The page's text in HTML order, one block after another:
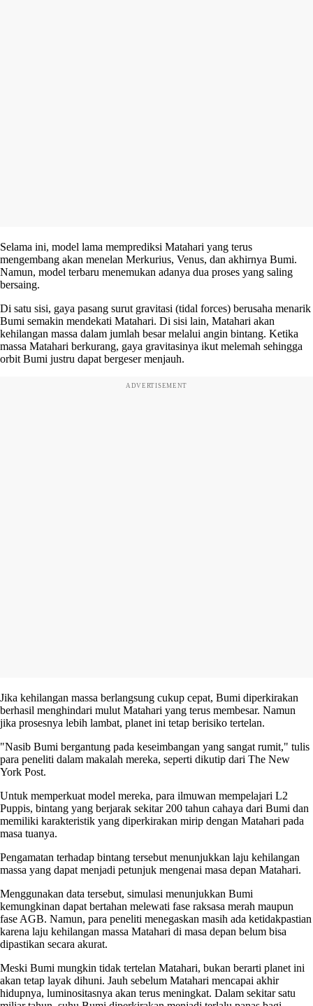
Selama ini, model lama memprediksi Matahari yang terus
mengembang akan menelan Merkurius, Venus, dan akhirnya Bumi.
Namun, model terbaru menemukan adanya dua proses yang saling
bersaing.
Di satu sisi, gaya pasang surut gravitasi (tidal forces) berusaha menarik
Bumi semakin mendekati Matahari. Di sisi lain, Matahari akan
kehilangan massa dalam jumlah besar melalui angin bintang. Ketika
massa Matahari berkurang, gaya gravitasinya ikut melemah sehingga
orbit Bumi justru dapat bergeser menjauh.
ADVERTISEMENT
Jika kehilangan massa berlangsung cukup cepat, Bumi diperkirakan
berhasil menghindari mulut Matahari yang terus membesar. Namun
jika prosesnya lebih lambat, planet ini tetap berisiko tertelan.
"Nasib Bumi bergantung pada keseimbangan yang sangat rumit," tulis
para peneliti dalam makalah mereka, seperti dikutip dari The New
York Post.
Untuk memperkuat model mereka, para ilmuwan mempelajari L2
Puppis, bintang yang berjarak sekitar 200 tahun cahaya dari Bumi dan
memiliki karakteristik yang diperkirakan mirip dengan Matahari pada
masa tuanya.
Pengamatan terhadap bintang tersebut menunjukkan laju kehilangan
massa yang dapat menjadi petunjuk mengenai masa depan Matahari.
Menggunakan data tersebut, simulasi menunjukkan Bumi
kemungkinan dapat bertahan melewati fase raksasa merah maupun
fase AGB. Namun, para peneliti menegaskan masih ada ketidakpastian
karena laju kehilangan massa Matahari di masa depan belum bisa
dipastikan secara akurat.
Meski Bumi mungkin tidak tertelan Matahari, bukan berarti planet ini
akan tetap layak dihuni. Jauh sebelum Matahari mencapai akhir
hidupnya, luminositasnya akan terus meningkat. Dalam sekitar satu